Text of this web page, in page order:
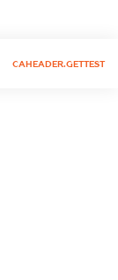
CAHEADER.GETTEST